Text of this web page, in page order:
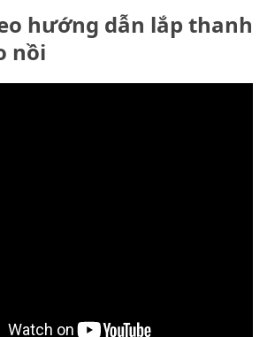
hướng dẫn lắp thanh
nồi